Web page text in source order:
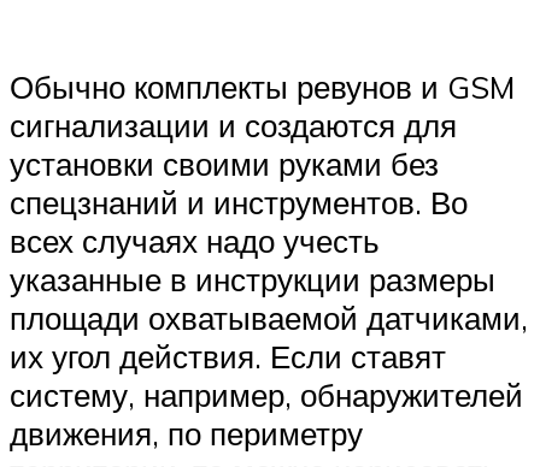
Обычно комплекты ревунов и GSM
сигнализации и создаются для
установки своими руками без
спецзнаний и инструментов. Во
всех случаях надо учесть
указанные в инструкции размеры
площади охватываемой датчиками,
их угол действия. Если ставят
систему, например, обнаружителей
движения, по периметру